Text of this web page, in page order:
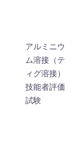
アルミニウ
ム溶接（テ
ィグ溶接）
技能者評価
試験